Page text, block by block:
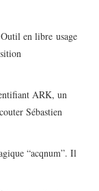
en libre usage
ARK, un
Sébastien
“acqnum”. Il